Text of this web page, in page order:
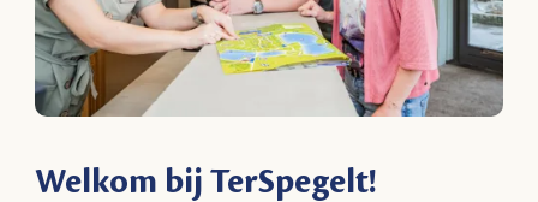
Welkom bij TerSpegelt!